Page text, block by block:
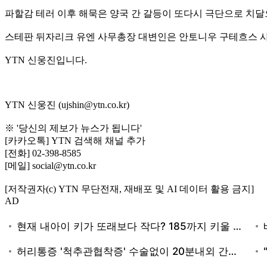
파할감 테러 이후 해묵은 양국 간 갈등이 또다시 극단으로 치
스테판 뒤자리크 유엔 사무총장 대변인은 안토니우 구테흐스
YTN 신웅진입니다.
YTN 신웅진 (ujshin@ytn.co.kr)
※ '당신의 제보가 뉴스가 됩니다'
[카카오톡] YTN 검색해 채널 추가
[전화] 02-398-8585
[메일] social@ytn.co.kr
[저작권자(c) YTN 무단전재, 재배포 및 AI 데이터 활용 금지]
AD